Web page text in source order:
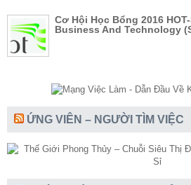
Cơ Hội Học Bổng 2016
Business And Technology
ỨNG VIÊN – NGƯỜI TÌM VIỆC